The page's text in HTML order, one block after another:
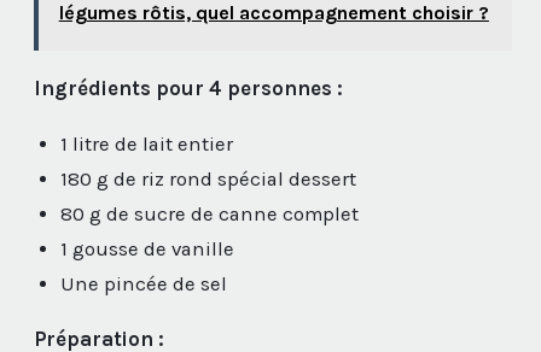
légumes rôtis, quel accompagnement choisir ?
Ingrédients pour 4 personnes :
1 litre de lait entier
180 g de riz rond spécial dessert
80 g de sucre de canne complet
1 gousse de vanille
Une pincée de sel
Préparation :